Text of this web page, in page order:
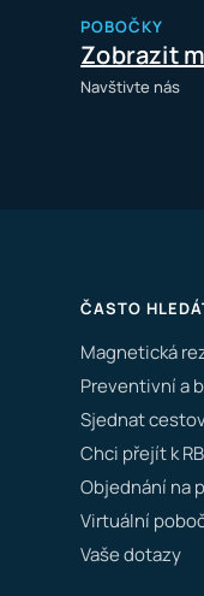
POBOČKY
Zobrazit
Navštivte nás
ČASTO
Magnetická
Preventivní a
Sjednat
Chci přejít k
Objednání na
Virtuální
Vaše dotazy